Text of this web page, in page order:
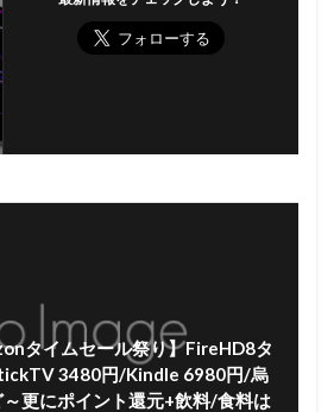
タイムセール祭り】FireHD8タ
3480円/Kindle 6980円/烏
更にポイント還元+飲料/食料は